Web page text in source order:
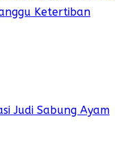
Ketertiban
Judi Sabung Ayam